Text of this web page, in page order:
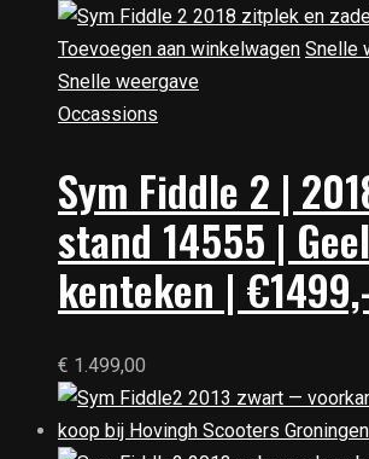
Toevoegen aan winkelwagen Snelle
Snelle weergave
Occassions
Sym Fiddle 2 |
stand 14555 | Geel
kenteken |
€ 1.499,00